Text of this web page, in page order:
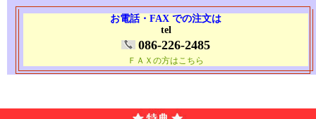
お電話・FAX での注文は
tel
086-226-2485
ＦＡＸの方はこちら